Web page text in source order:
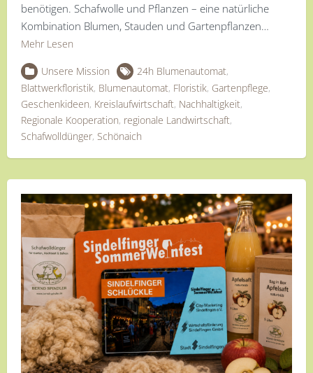
benötigen. Schafwolle und Pflanzen – eine natürliche
Kombination Blumen, Stauden und Gartenpflanzen…
Mehr Lesen
Unsere Mission 24h Blumenautomat,
Blattwerkfloristik, Blumenautomat, Floristik, Gartenpflege,
Geschenkideen, Kreislaufwirtschaft, Nachhaltigkeit,
Regionale Kooperation, regionale Landwirtschaft,
Schafwolldünger, Schönaich